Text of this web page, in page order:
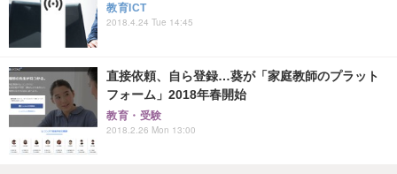
教育ICT
2018.4.24 Tue 14:45
直接依頼、自ら登録…葵が「家庭教師のプラット
フォーム」2018年春開始
教育・受験
2018.2.26 Mon 13:00